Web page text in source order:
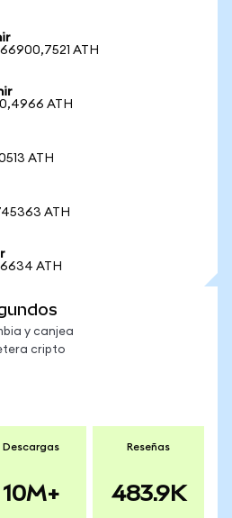
ATH
ATH
ATH
ATH
ATH
y canjea
cripto
Descargas
10M+
Reseñas
483.9K